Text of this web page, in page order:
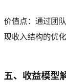
价值点：通过团
现收入结构的优化
五、收益模型